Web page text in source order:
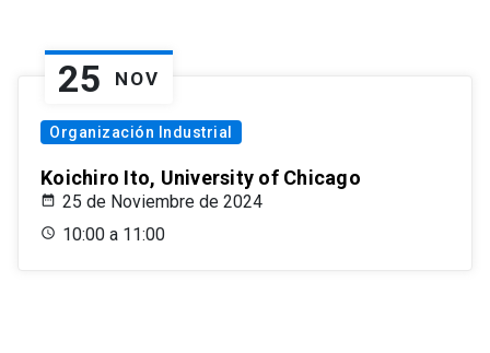
25 NOV
Organización Industrial
Koichiro Ito, University of Chicago
25 de Noviembre de 2024
10:00 a 11:00